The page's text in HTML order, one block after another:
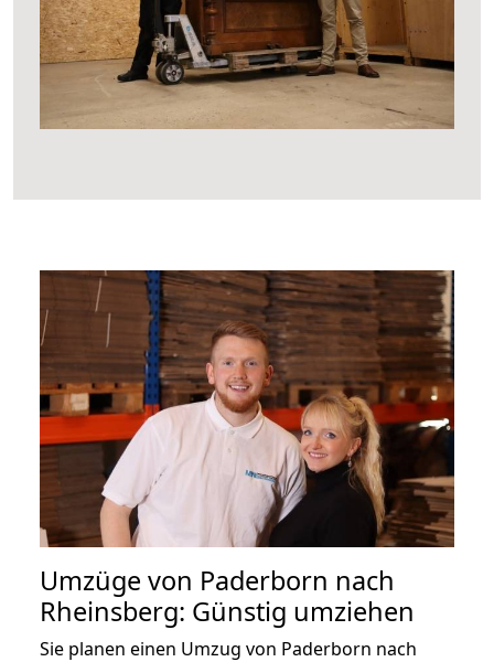
Umzüge von Paderborn nach
Rheinsberg: Günstig umziehen
Sie planen einen Umzug von Paderborn nach